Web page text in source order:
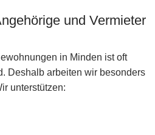
und Vermieter
in Minden ist oft
Deshalb arbeiten wir besonders
unterstützen: